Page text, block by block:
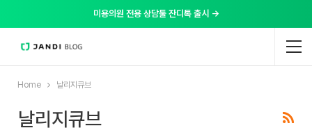
미용의원 전용 상담툴 잔디톡 출시 →
Home 날리지큐브
날리지큐브